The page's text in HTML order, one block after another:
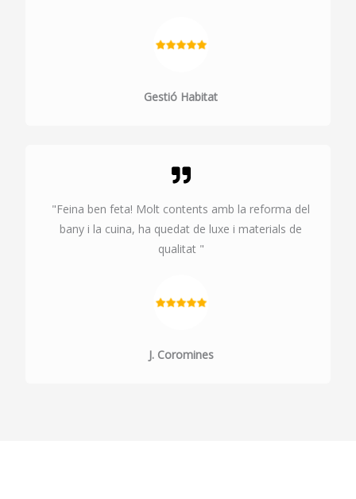
Gestió Habitat
"Feina ben feta! Molt contents amb la reforma del
bany i la cuina, ha quedat de luxe i materials de
qualitat "
J. Coromines